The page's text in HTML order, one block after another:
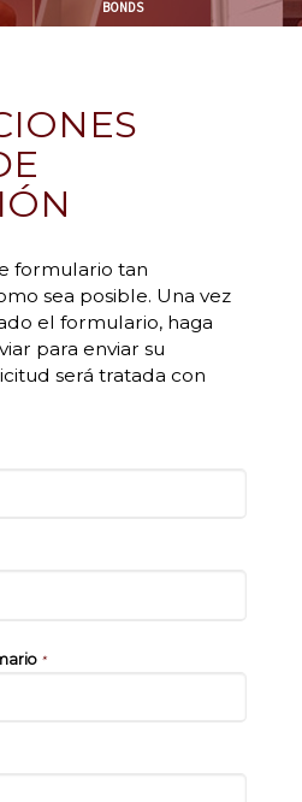
BONDS
formulario tan
sea posible. Una vez
el formulario, haga
para enviar su
será tratada con
*